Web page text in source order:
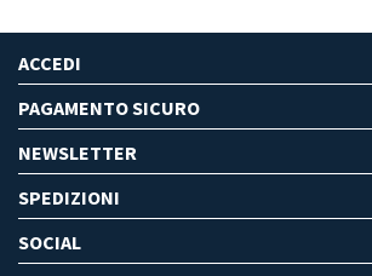
ACCEDI
PAGAMENTO SICURO
NEWSLETTER
SPEDIZIONI
SOCIAL